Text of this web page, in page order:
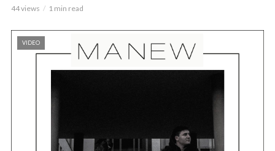
44 views 1 min read
VIDEO